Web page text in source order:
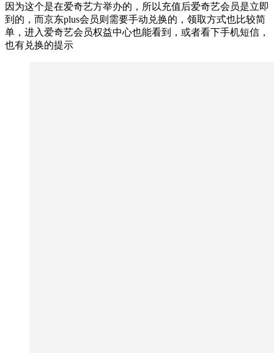
因为这个是在爱奇艺方举办的，所以充值后爱奇艺会员是立即
到的，而京东plus会员则需要手动兑换的，领取方式也比较简
单，进入爱奇艺会员权益中心也能看到，或者看下手机短信，
也有兑换的提示